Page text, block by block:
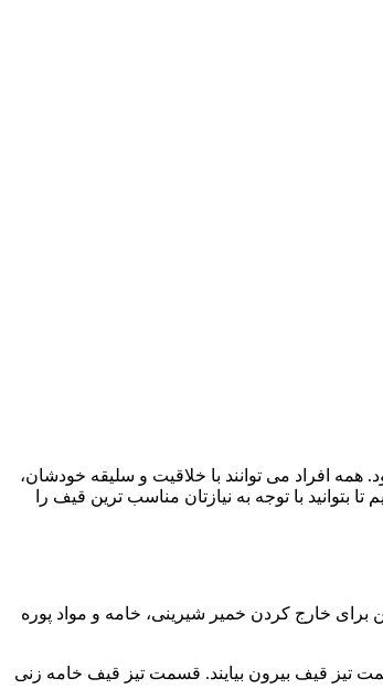
همه افراد می توانند با خلاقیت و سلیقه خودشان،
با توجه به نیازتان مناسب ترین قیف را
خارج کردن خمیر شیرینی، خامه و مواد پوره
تیز قیف بیرون بیایند. قسمت تیز قیف خامه زنی